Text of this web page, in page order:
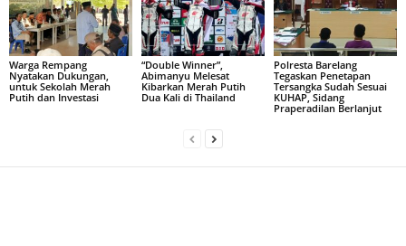
Warga Rempang
Nyatakan Dukungan,
untuk Sekolah Merah
Putih dan Investasi
“Double Winner”,
Abimanyu Melesat
Kibarkan Merah Putih
Dua Kali di Thailand
Polresta Barelang
Tegaskan Penetapan
Tersangka Sudah Sesuai
KUHAP, Sidang
Praperadilan Berlanjut